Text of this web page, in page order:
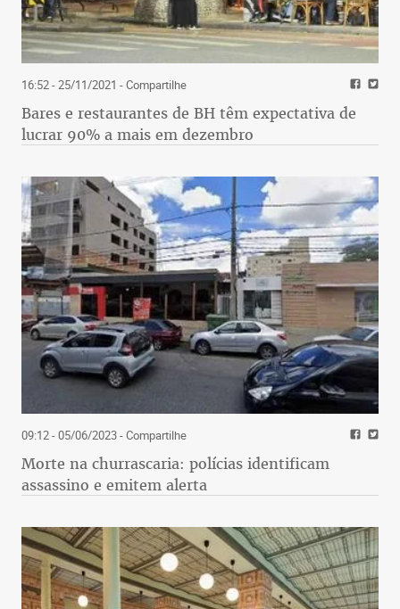
16:52 - 25/11/2021 - Compartilhe
Bares e restaurantes de BH têm expectativa de
lucrar 90% a mais em dezembro
09:12 - 05/06/2023- Compartilhe
Morte na churrascaria: polícias identificam
assassino e emitem alerta